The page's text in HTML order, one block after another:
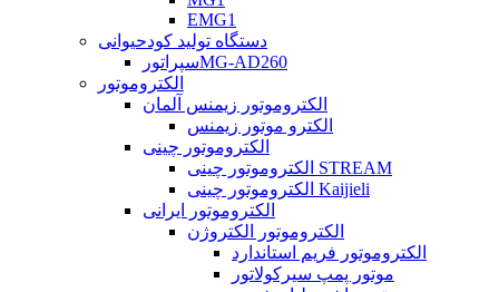
EMG1
دستگاه تولید کودحیوانی
سپراتورMG-AD260
الکتروموتور
الکتروموتور زیمنس آلمان
الکترو موتور زیمنس
الکتروموتور چینی
الکتروموتور چینی STREAM
الکتروموتور چینی Kaijieli
الکتروموتور ایرانی
الکتروموتور الکتروژن
الکتروموتور فریم استاندارد
موتور پمپ سیرکولاتور